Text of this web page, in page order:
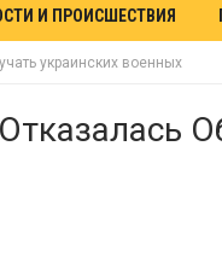
И ПРОИСШЕСТВИЯ
украинских военных